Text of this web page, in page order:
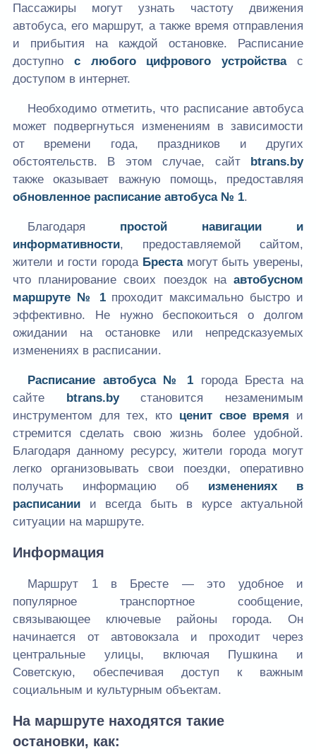
Пассажиры могут узнать частоту движения
автобуса, его маршрут, а также время отправления
и прибытия на каждой остановке. Расписание
доступно с любого цифрового устройствас
доступом в интернет.
Необходимо отметить, что расписание автобуса
может подвергнуться изменениям в зависимости
от времени года, праздников и других
обстоятельств. В этом случае, сайт btrans.by
также оказывает важную помощь, предоставляя
обновленное расписание автобуса № 1.
Благодаря простой навигации и
информативности, предоставляемой сайтом,
жители и гости города Брестамогут быть уверены,
что планирование своих поездок на автобусном
маршруте № 1проходит максимально быстро и
эффективно. Не нужно беспокоиться о долгом
ожидании на остановке или непредсказуемых
изменениях в расписании.
Расписание автобуса № 1 города Бреста на
сайте btrans.byстановится незаменимым
инструментом для тех, кто ценит свое время и
стремится сделать свою жизнь более удобной.
Благодаря данному ресурсу, жители города могут
легко организовывать свои поездки, оперативно
получать информацию об изменениях в
расписании и всегда быть в курсе актуальной
ситуации на маршруте.
Информация
Маршрут 1 в Бресте — это удобное и
популярное транспортное сообщение,
связывающее ключевые районы города. Он
начинается от автовокзала и проходит через
центральные улицы, включая Пушкина и
Советскую, обеспечивая доступ к важным
социальным и культурным объектам.
На маршруте находятся такие
остановки, как: